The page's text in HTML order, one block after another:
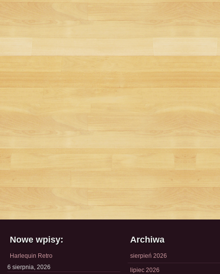
Nowe wpisy:
Harlequin Retro
6 sierpnia, 2026
Archiwa
sierpień 2026
lipiec 2026